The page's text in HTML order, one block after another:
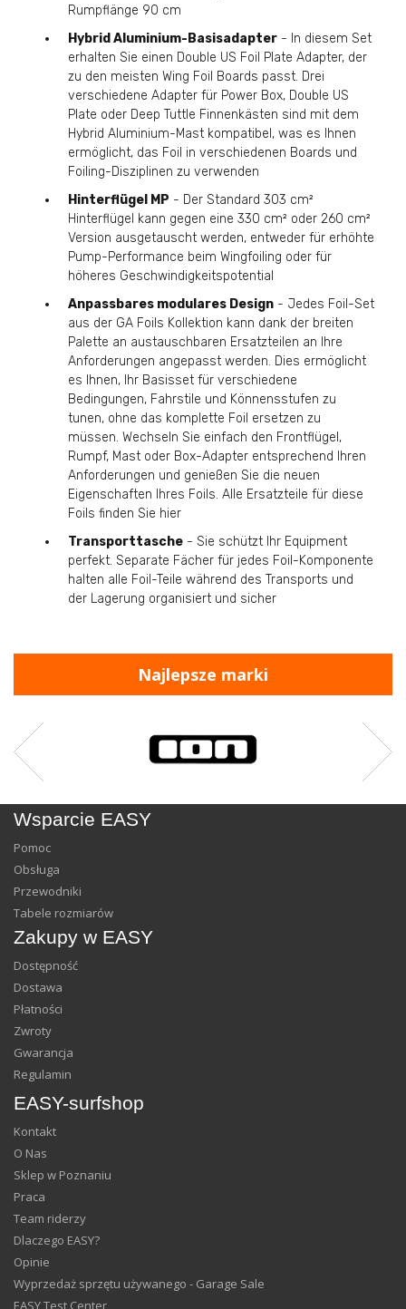
Rumpflänge 90 cm
Hybrid Aluminium-Basisadapter - In diesem Set
erhalten Sie einen Double US Foil Plate Adapter, der
zu den meisten Wing Foil Boards passt. Drei
verschiedene Adapter für Power Box, Double US
Plate oder Deep Tuttle Finnenkästen sind mit dem
Hybrid Aluminium-Mast kompatibel, was es Ihnen
ermöglicht, das Foil in verschiedenen Boards und
Foiling-Disziplinen zu verwenden
Hinterflügel MP - Der Standard 303 cm²
Hinterflügel kann gegen eine 330 cm² oder 260 cm²
Version ausgetauscht werden, entweder für erhöhte
Pump-Performance beim Wingfoiling oder für
höheres Geschwindigkeitspotential
Anpassbares modulares Design - Jedes Foil-Set
aus der GA Foils Kollektion kann dank der breiten
Palette an austauschbaren Ersatzteilen an Ihre
Anforderungen angepasst werden. Dies ermöglicht
es Ihnen, Ihr Basisset für verschiedene
Bedingungen, Fahrstile und Könnensstufen zu
tunen, ohne das komplette Foil ersetzen zu
müssen. Wechseln Sie einfach den Frontflügel,
Rumpf, Mast oder Box-Adapter entsprechend Ihren
Anforderungen und genießen Sie die neuen
Eigenschaften Ihres Foils. Alle Ersatzteile für diese
Foils finden Sie hier
Transporttasche - Sie schützt Ihr Equipment
perfekt. Separate Fächer für jedes Foil-Komponente
halten alle Foil-Teile während des Transports und
der Lagerung organisiert und sicher
Najlepsze marki
Wsparcie EASY
Pomoc
Obsługa
Przewodniki
Tabele rozmiarów
Zakupy w EASY
Dostępność
Dostawa
Płatności
Zwroty
Gwarancja
Regulamin
EASY-surfshop
Kontakt
O Nas
Sklep w Poznaniu
Praca
Team riderzy
Dlaczego EASY?
Opinie
Wyprzedaż sprzętu używanego - Garage Sale
EASY Test Center